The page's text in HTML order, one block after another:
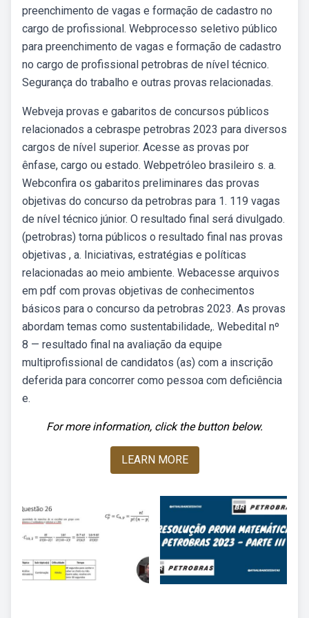
preenchimento de vagas e formação de cadastro no
cargo de profissional. Webprocesso seletivo público
para preenchimento de vagas e formação de cadastro
no cargo de profissional petrobras de nível técnico.
Segurança do trabalho e outras provas relacionadas.
Webveja provas e gabaritos de concursos públicos
relacionados a cebraspe petrobras 2023 para diversos
cargos de nível superior. Acesse as provas por
ênfase, cargo ou estado. Webpetróleo brasileiro s. a.
Webconfira os gabaritos preliminares das provas
objetivas do concurso da petrobras para 1. 119 vagas
de nível técnico júnior. O resultado final será divulgado.
(petrobras) torna públicos o resultado final nas provas
objetivas , a. Iniciativas, estratégias e políticas
relacionadas ao meio ambiente. Webacesse arquivos
em pdf com provas objetivas de conhecimentos
básicos para o concurso da petrobras 2023. As provas
abordam temas como sustentabilidade,. Webedital nº
8 — resultado final na avaliação da equipe
multiprofissional de candidatos (as) com a inscrição
deferida para concorrer como pessoa com deficiência
e.
For more information, click the button below.
LEARN MORE